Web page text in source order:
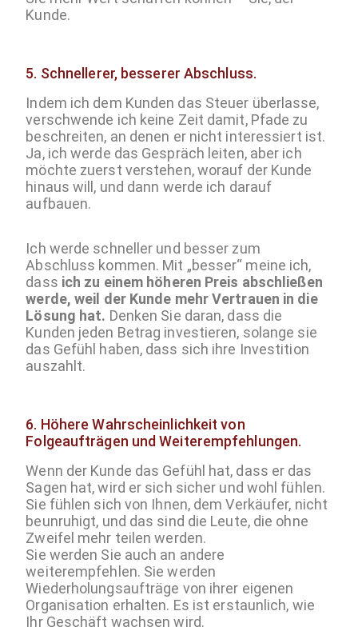
Kunde.
5. Schnellerer, besserer Abschluss.
Indem ich dem Kunden das Steuer überlasse,
verschwende ich keine Zeit damit, Pfade zu
beschreiten, an denen er nicht interessiert ist.
Ja, ich werde das Gespräch leiten, aber ich
möchte zuerst verstehen, worauf der Kunde
hinaus will, und dann werde ich darauf
aufbauen.
Ich werde schneller und besser zum
Abschluss kommen. Mit „besser“ meine ich,
dass ich zu einem höheren Preis abschließen
werde, weil der Kunde mehr Vertrauen in die
Lösung hat. Denken Sie daran, dass die
Kunden jeden Betrag investieren, solange sie
das Gefühl haben, dass sich ihre Investition
auszahlt.
6. Höhere Wahrscheinlichkeit von
Folgeaufträgen und Weiterempfehlungen.
Wenn der Kunde das Gefühl hat, dass er das
Sagen hat, wird er sich sicher und wohl fühlen.
Sie fühlen sich von Ihnen, dem Verkäufer, nicht
beunruhigt, und das sind die Leute, die ohne
Zweifel mehr teilen werden.
Sie werden Sie auch an andere
weiterempfehlen. Sie werden
Wiederholungsaufträge von ihrer eigenen
Organisation erhalten. Es ist erstaunlich, wie
Ihr Geschäft wachsen wird.